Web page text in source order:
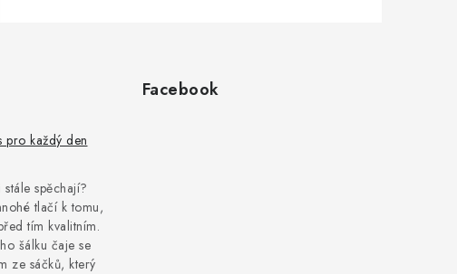
pro každý den
spěchají?
tlačí k tomu,
tím kvalitním.
šálku čaje se
ze sáčků, který
Facebook